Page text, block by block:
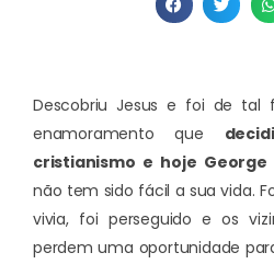
Descobriu Jesus e foi de tal
enamoramento que
cristianismo e hoje
não tem sido fácil a sua vida.
vivia, foi perseguido e os
perdem uma oportunidade